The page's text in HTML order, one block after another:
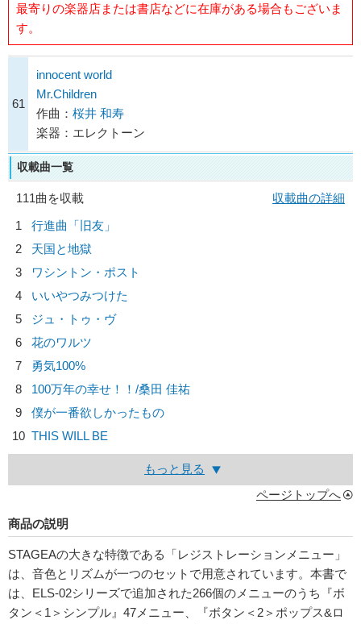
最寄りの楽器店または書店などに在庫がある場合もございま
す。
61
innocent world
Mr.Children
作曲： 桜井 和寿
楽器：エレクトーン
収載曲一覧
111曲を収載
収載曲の詳細
1
行進曲「旧友」
2
天国と地獄
3
ワシントン・ポスト
4
いいやつみつけた
5
ジュ・トゥ・ヴ
6
花のワルツ
7
勇気100%
8
100万年の幸せ！！/桑田 佳祐
9
僕が一番欲しかったもの
10 THIS WILL BE
もっと見る
ページトップへ
商品の説明
STAGEAの大きな特徴である「レジストレーションメニュー」
は、音色とリズムが一つのセットで用意されています。本書で
は、ELS-02シリーズで追加された266個のメニューのうち『ボ
タン＜1＞シンプル』47メニュー、『ボタン＜2＞ポップス&ロ